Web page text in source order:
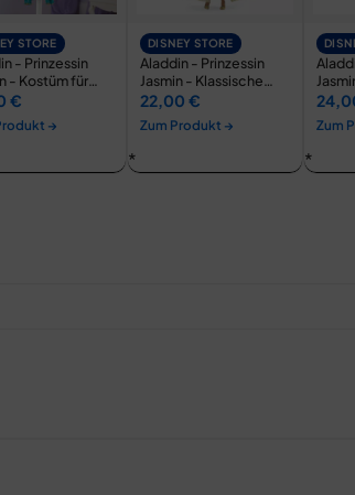
STORE
- Prinzessin
- Kostüm für
€
→
DISNEY STORE
Aladdin - Prinzessin
Jasmin - Klassische
Puppe mit Begleiter
22,00 €
Zum Produkt →
für
Zum